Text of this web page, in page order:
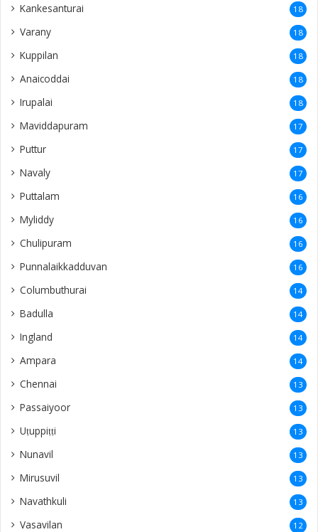
Kankesanturai 18
Varany 18
Kuppilan 18
Anaicoddai 18
Irupalai 18
Maviddapuram 17
Puttur 17
Navaly 17
Puttalam 16
Myliddy 16
Chulipuram 16
Punnalaikkadduvan 16
Columbuthurai 14
Badulla 14
Ingland 14
Ampara 14
Chennai 13
Passaiyoor 13
Uṭuppiṭṭi 13
Nunavil 13
Mirusuvil 13
Navathkuli 13
Vasavilan 12